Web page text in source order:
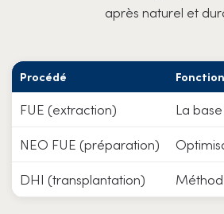
après naturel et
Procédé Fonction
FUE (extraction)
La
NEO FUE (préparation)
DHI (transplantation)